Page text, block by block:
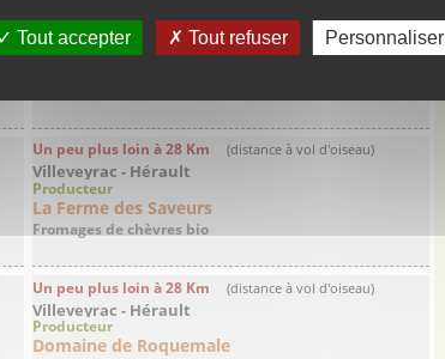
Aumelas - Hérault
Producteur
Un peu plus loin à 28 Km (distance à vol d'oiseau)
Villeveyrac - Hérault
Producteur
La Ferme des Saveurs
Fromages de chèvres bio
Un peu plus loin à 28 Km (distance à vol d'oiseau)
Villeveyrac - Hérault
Producteur
Domaine de Roquemale
Tout accepter Tout refuser Personnaliser